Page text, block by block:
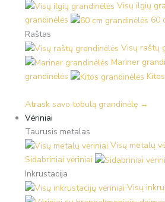
Visų ilgių
grandinėlės
60
Raštas
Visų raštų
Mariner
grandinėlės
Atrask savo tobulą grandinėlę →
Vėriniai
Taurusis metalas
Visų metalų
Sidabriniai vėriniai
Inkrustacija
Visų